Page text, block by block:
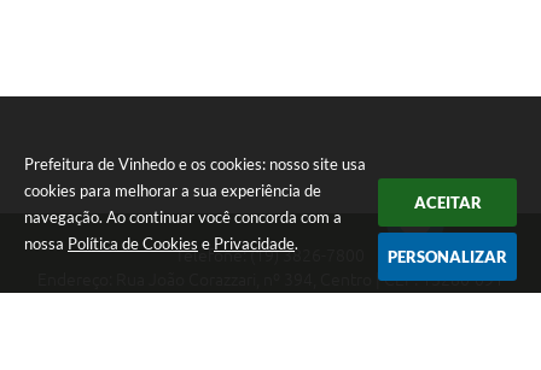
Prefeitura de Vinhedo e os cookies: nosso site usa
cookies para melhorar a sua experiência de
navegação. Ao continuar você concorda com a
nossa Política de Cookies e Privacidade.
ACEITAR
PERSONALIZAR
Telefone: (19) 3826-7800
Endereço: Rua João Corazzari, nº 394, Centro | CEP: 13280-091